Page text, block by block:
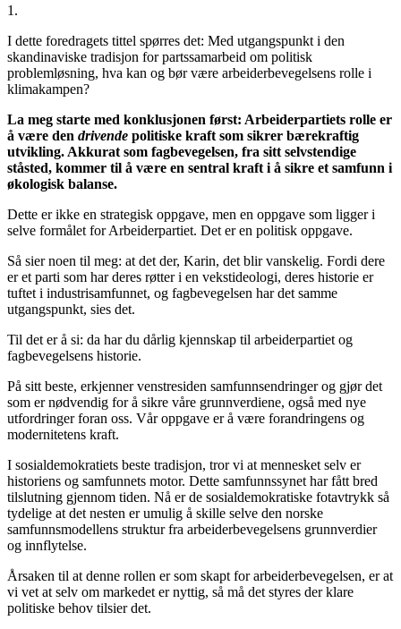
1.
I dette foredragets tittel spørres det: Med utgangspunkt i den
skandinaviske tradisjon for partssamarbeid om politisk
problemløsning, hva kan og bør være arbeiderbevegelsens rolle i
klimakampen?
La meg starte med konklusjonen først: Arbeiderpartiets rolle er
å være den drivende politiske kraft som sikrer bærekraftig
utvikling. Akkurat som fagbevegelsen, fra sitt selvstendige
ståsted, kommer til å være en sentral kraft i å sikre et samfunn i
økologisk balanse.
Dette er ikke en strategisk oppgave, men en oppgave som ligger i
selve formålet for Arbeiderpartiet. Det er en politisk oppgave.
Så sier noen til meg: at det der, Karin, det blir vanskelig. Fordi dere
er et parti som har deres røtter i en vekstideologi, deres historie er
tuftet i industrisamfunnet, og fagbevegelsen har det samme
utgangspunkt, sies det.
Til det er å si: da har du dårlig kjennskap til arbeiderpartiet og
fagbevegelsens historie.
På sitt beste, erkjenner venstresiden samfunnsendringer og gjør det
som er nødvendig for å sikre våre grunnverdiene, også med nye
utfordringer foran oss. Vår oppgave er å være forandringens og
modernitetens kraft.
I sosialdemokratiets beste tradisjon, tror vi at mennesket selv er
historiens og samfunnets motor. Dette samfunnssynet har fått bred
tilslutning gjennom tiden. Nå er de sosialdemokratiske fotavtrykk så
tydelige at det nesten er umulig å skille selve den norske
samfunnsmodellens struktur fra arbeiderbevegelsens grunnverdier
og innflytelse.
Årsaken til at denne rollen er som skapt for arbeiderbevegelsen, er at
vi vet at selv om markedet er nyttig, så må det styres der klare
politiske behov tilsier det.